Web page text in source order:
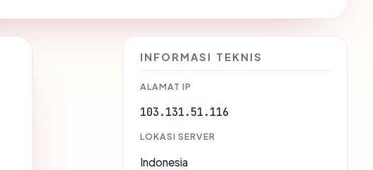
INFORMASI TEKNIS
ALAMAT IP
103.131.51.116
LOKASI SERVER
Indonesia